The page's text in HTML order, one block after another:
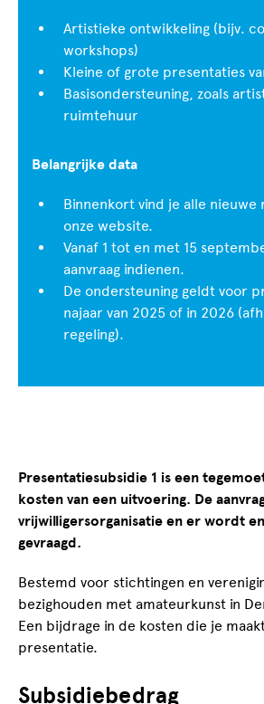
Artistieke ontwikkeling (bijv.
workshops)
Kleine of grote presentaties
Basisondersteuning, zoals
ruimtehuur
Belangrijke data
Binnenkort vind je alle nieuwe
onze website.
Vanaf 1 tot en met 15
aanvraag indienen.
De ondersteuning geldt voor
najaar van 2025 of in 2026
regeling).
Presentatiesubsidie 1 is een
kosten van een uitvoering. De
vrijwilligersorganisatie en er wordt
gevraagd.
Bestemd voor stichtingen en
bezighouden met amateurkunst in
Een bijdrage in de kosten die je
presentatie.
Subsidiebedrag